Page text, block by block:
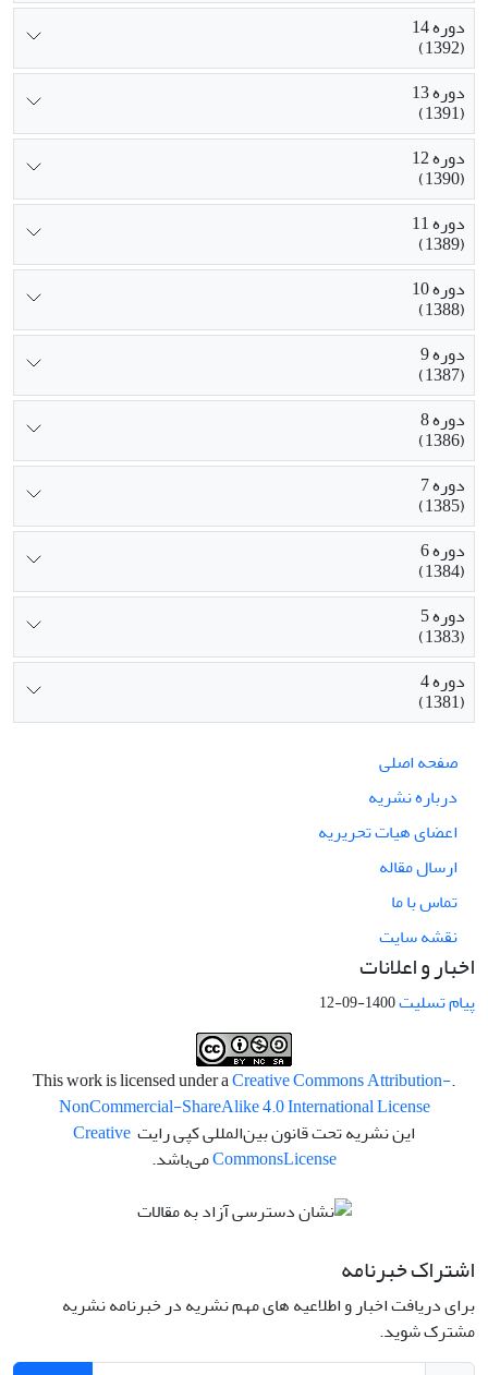
دوره 14
(1392)
دوره 13
(1391)
دوره 12
(1390)
دوره 11
(1389)
دوره 10
(1388)
دوره 9
(1387)
دوره 8
(1386)
دوره 7
(1385)
دوره 6
(1384)
دوره 5
(1383)
دوره 4
(1381)
صفحه اصلی
درباره نشریه
اعضای هیات تحریریه
ارسال مقاله
تماس با ما
نقشه سایت
اخبار و اعلانات
پیام تسلیت1400-09-12
.This work is licensed under a
Creative Commons Attribution-
NonCommercial-ShareAlike 4.0 International License
این نشریه تحت قانون بین‌المللی کپی رایت Creative
CommonsLicense می‌باشد.
اشتراک خبرنامه
برای دریافت اخبار و اطلاعیه های مهم نشریه در خبرنامه نشریه
مشترک شوید.